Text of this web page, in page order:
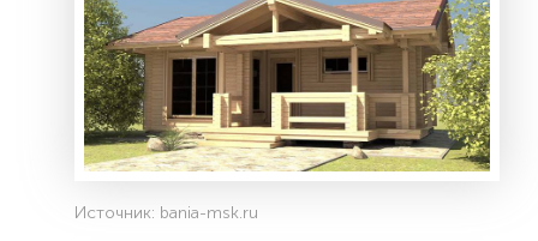
Источник: bania-msk.ru